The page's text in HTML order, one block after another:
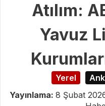
Atılım:
Yavuz
Yerel
Yayınlama: 8 Şubat